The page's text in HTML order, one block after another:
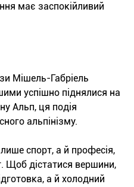
має заспокійливий
Мішель-Габріель
успішно піднялися на
Альп, ця подія
альпінізму.
спорт, а й професія,
Щоб дістатися вершини,
а й холодний